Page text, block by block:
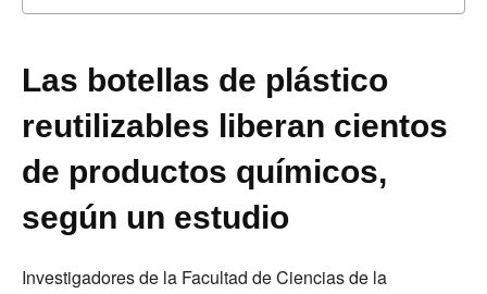
Las botellas de plástico
reutilizables liberan cientos
de productos químicos,
según un estudio
Investigadores de la Facultad de Ciencias de la